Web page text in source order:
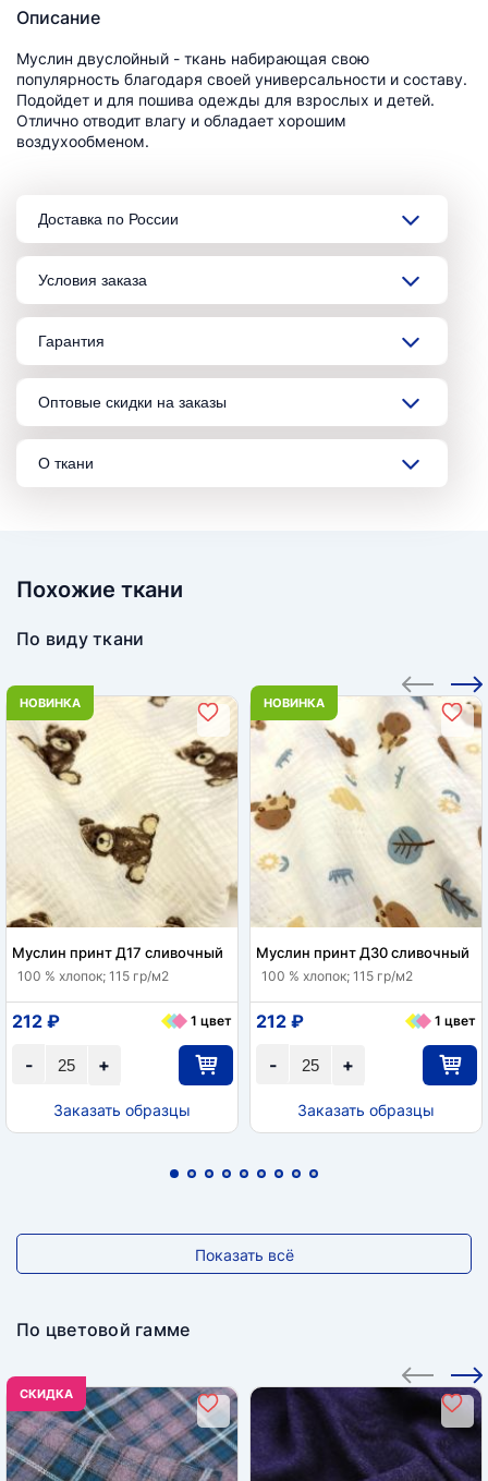
Описание
Муслин двуслойный - ткань набирающая свою
популярность благодаря своей универсальности и составу.
Подойдет и для пошива одежды для взрослых и детей.
Отлично отводит влагу и обладает хорошим
воздухообменом.
Доставка по России
Условия заказа
Гарантия
Оптовые скидки на заказы
О ткани
Похожие ткани
По виду ткани
НОВИНКА
Муслин принт Д17 сливочный
100 % хлопок; 115 гр/м2
+
-
212 ₽ 1 цвет
Заказать образцы
НОВИНКА
Муслин принт Д30 сливочный
100 % хлопок; 115 гр/м2
+
-
212 ₽ 1 цвет
Заказать образцы
Показать всё
По цветовой гамме
CКИДКА